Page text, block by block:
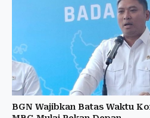
BGN Wajibkan Batas Waktu